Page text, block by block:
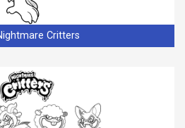
Critters